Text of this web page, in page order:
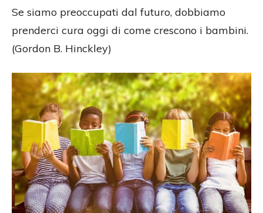
Se siamo preoccupati dal futuro, dobbiamo
prenderci cura oggi di come crescono i bambini.
(Gordon B. Hinckley)